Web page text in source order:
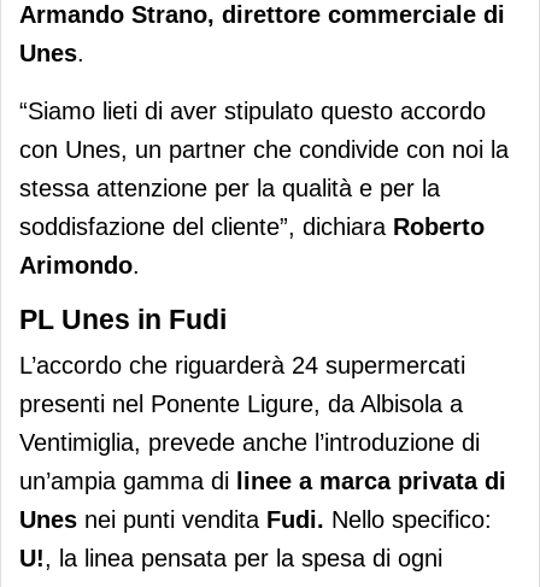
Armando Strano, direttore commerciale di
Unes.
“Siamo lieti di aver stipulato questo accordo
con Unes, un partner che condivide con noi la
stessa attenzione per la qualità e per la
soddisfazione del cliente”, dichiara Roberto
Arimondo.
PL Unes in Fudi
L’accordo che riguarderà 24 supermercati
presenti nel Ponente Ligure, da Albisola a
Ventimiglia, prevede anche l’introduzione di
un’ampia gamma di linee a marca privata di
Unes nei punti vendita Fudi. Nello specifico:
U!, la linea pensata per la spesa di ogni